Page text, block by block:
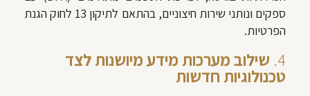
ספקים ונותני שירות חיצוניים, בהתאם לתיקון 13 לחוק הגנת
הפרטיות.
4. שילוב מערכות מידע מיושנות לצד
טכנולוגיות חדשות